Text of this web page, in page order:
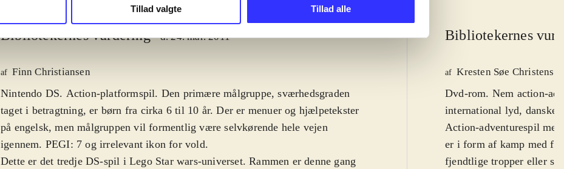
Tillad valgte Tillad alle
Bibliotekernes vurdering d. 24. mar. 2011
af Finn Christiansen
Nintendo DS. Action-platformspil. Den primære målgruppe, sværhedsgraden
taget i betragtning, er børn fra cirka 6 til 10 år. Der er menuer og hjælpetekster
på engelsk, men målgruppen vil formentlig være selvkørende hele vejen
igennem. PEGI: 7 og irrelevant ikon for vold.
Dette er det tredje DS-spil i Lego Star wars-universet. Rammen er denne gang
Bibliotekernes
af Kresten Søe
Dvd-rom. Nem action-
international lyd, danske
Action-adventurespil
er i form af kamp med fx
fjendtlige tropper eller